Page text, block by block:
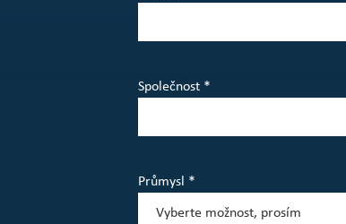
Společnost *
Průmysl *